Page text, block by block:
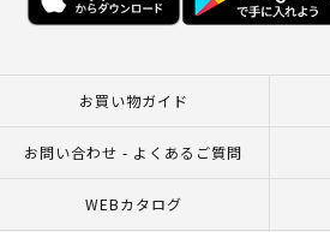
お買い物ガイド
お問い合わせ - よくあるご質問
WEBカタログ